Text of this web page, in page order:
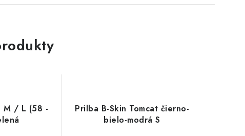
M / L (58 -
Prilba B-Skin Tomcat čierno-
bielo-modrá S